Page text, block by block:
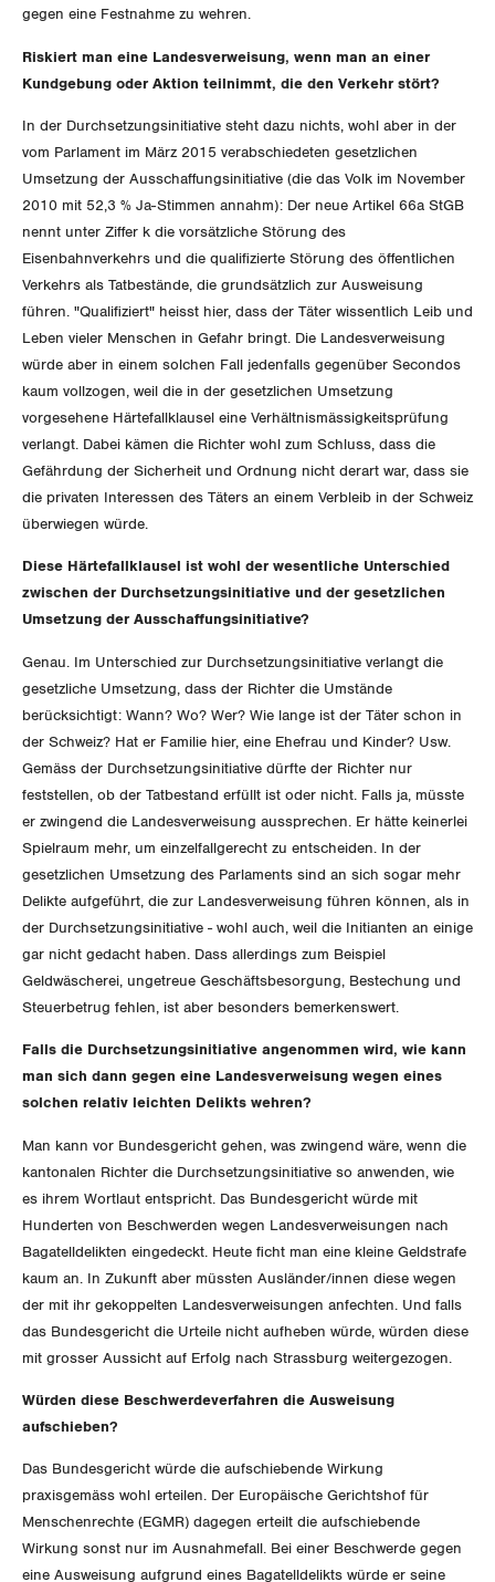
Uri
Wallis
Zug
Zürich
gegen eine Festnahme zu wehren.
Riskiert man eine Landesverweisung, wenn man an einer
Kundgebung oder Aktion teilnimmt, die den Verkehr stört?
In der Durchsetzungsinitiative steht dazu nichts, wohl aber in der
vom Parlament im März 2015 verabschiedeten gesetzlichen
Umsetzung der Ausschaffungsinitiative (die das Volk im November
2010 mit 52,3 % Ja-Stimmen annahm): Der neue Artikel 66a StGB
nennt unter Ziffer k die vorsätzliche Störung des
Eisenbahnverkehrs und die qualifizierte Störung des öffentlichen
Verkehrs als Tatbestände, die grundsätzlich zur Ausweisung
führen. "Qualifiziert" heisst hier, dass der Täter wissentlich Leib und
Leben vieler Menschen in Gefahr bringt. Die Landesverweisung
würde aber in einem solchen Fall jedenfalls gegenüber Secondos
kaum vollzogen, weil die in der gesetzlichen Umsetzung
vorgesehene Härtefallklausel eine Verhältnismässigkeitsprüfung
verlangt. Dabei kämen die Richter wohl zum Schluss, dass die
Gefährdung der Sicherheit und Ordnung nicht derart war, dass sie
die privaten Interessen des Täters an einem Verbleib in der Schweiz
überwiegen würde.
Diese Härtefallklausel ist wohl der wesentliche Unterschied
zwischen der Durchsetzungsinitiative und der gesetzlichen
Umsetzung der Ausschaffungsinitiative?
Genau. Im Unterschied zur Durchsetzungsinitiative verlangt die
gesetzliche Umsetzung, dass der Richter die Umstände
berücksichtigt: Wann? Wo? Wer? Wie lange ist der Täter schon in
der Schweiz? Hat er Familie hier, eine Ehefrau und Kinder? Usw.
Gemäss der Durchsetzungsinitiative dürfte der Richter nur
feststellen, ob der Tatbestand erfüllt ist oder nicht. Falls ja, müsste
er zwingend die Landesverweisung aussprechen. Er hätte keinerlei
Spielraum mehr, um einzelfallgerecht zu entscheiden. In der
gesetzlichen Umsetzung des Parlaments sind an sich sogar mehr
Delikte aufgeführt, die zur Landesverweisung führen können, als in
der Durchsetzungsinitiative - wohl auch, weil die Initianten an einige
gar nicht gedacht haben. Dass allerdings zum Beispiel
Geldwäscherei, ungetreue Geschäftsbesorgung, Bestechung und
Steuerbetrug fehlen, ist aber besonders bemerkenswert.
Falls die Durchsetzungsinitiative angenommen wird, wie kann
man sich dann gegen eine Landesverweisung wegen eines
solchen relativ leichten Delikts wehren?
Man kann vor Bundesgericht gehen, was zwingend wäre, wenn die
kantonalen Richter die Durchsetzungsinitiative so anwenden, wie
es ihrem Wortlaut entspricht. Das Bundesgericht würde mit
Hunderten von Beschwerden wegen Landesverweisungen nach
Bagatelldelikten eingedeckt. Heute ficht man eine kleine Geldstrafe
kaum an. In Zukunft aber müssten Ausländer/innen diese wegen
der mit ihr gekoppelten Landesverweisungen anfechten. Und falls
das Bundesgericht die Urteile nicht aufheben würde, würden diese
mit grosser Aussicht auf Erfolg nach Strassburg weitergezogen.
Würden diese Beschwerdeverfahren die Ausweisung
aufschieben?
Das Bundesgericht würde die aufschiebende Wirkung
praxisgemäss wohl erteilen. Der Europäische Gerichtshof für
Menschenrechte (EGMR) dagegen erteilt die aufschiebende
Wirkung sonst nur im Ausnahmefall. Bei einer Beschwerde gegen
eine Ausweisung aufgrund eines Bagatelldelikts würde er seine